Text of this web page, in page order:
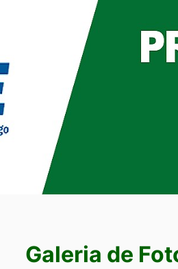
Galeria de